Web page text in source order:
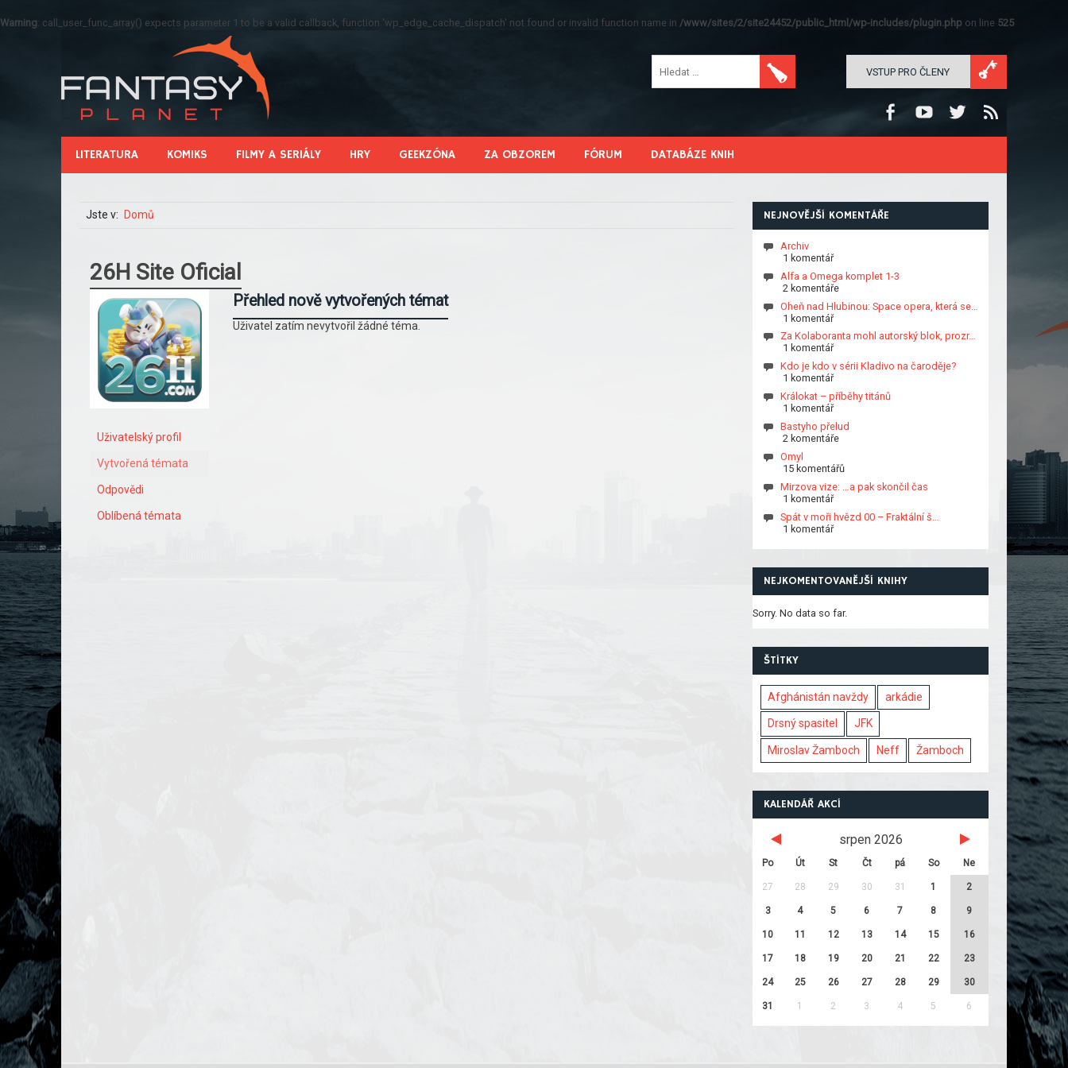
Warning: call_user_func_array() expects parameter 1 to be a valid callback, function 'wp_edge_cache_dispatch' not found or invalid function name in /www/sites/2/site24452/public_html/wp-includes/plugin.php on line 525
VSTUP PRO ČLENY
LITERATURA KOMIKS FILMY A SERIÁLY HRY GEEKZÓNA ZA OBZOREM FÓRUM DATABÁZE KNIH
Jste v: Domů
26H Site Oficial
Uživatelský profil
Vytvořená témata
Odpovědi
Oblíbená témata
Přehled nově vytvořených témat
Uživatel zatím nevytvořil žádné téma.
NEJNOVĚJŠÍ KOMENTÁŘE
Archiv
1 komentář
Alfa a Omega komplet 1-3
2 komentáře
Oheň nad Hlubinou: Space opera, která se…
1 komentář
Za Kolaboranta mohl autorský blok, prozr…
1 komentář
Kdo je kdo v sérii Kladivo na čaroděje?
1 komentář
Králokat – příběhy titánů
1 komentář
Bastyho přelud
2 komentáře
Omyl
15 komentářů
Mirzova vize: …a pak skončil čas
1 komentář
Spát v moři hvězd 00 – Fraktální š…
1 komentář
NEJKOMENTOVANĚJŠÍ KNIHY
Sorry. No data so far.
ŠTÍTKY
Afghánistán navždy arkádie
Drsný spasitel JFK
Miroslav Žamboch Neff Žamboch
KALENDÁŘ AKCÍ
srpen 2026
Po Út St Čt pá So Ne
27 28 29 30 31 1 2
3 4 5 6 7 8 9
10 11 12 13 14 15 16
17 18 19 20 21 22 23
24 25 26 27 28 29 30
31 1 2 3 4 5 6